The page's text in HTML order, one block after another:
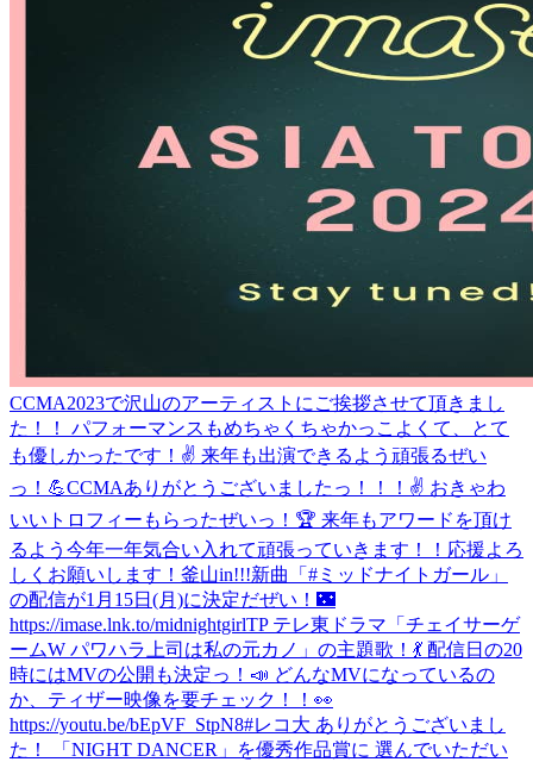
CCMA2023で沢山のアーティストにご挨拶させて頂きまし
た！！ パフォーマンスもめちゃくちゃかっこよくて、とて
も優しかったです！✌️ 来年も出演できるよう頑張るぜい
っ！💪CCMAありがとうございましたっ！！！✌️ おきゃわ
いいトロフィーもらったぜいっ！🏆 来年もアワードを頂け
るよう今年一年気合い入れて頑張っていきます！！応援よろ
しくお願いします！ 釜山in!!!新曲「#ミッドナイトガール」
の配信が1月15日(月)に決定だぜい！🌃
https://imase.lnk.to/midnightgirlTP テレ東ドラマ「チェイサーゲ
ームW パワハラ上司は私の元カノ」の主題歌！💃 配信日の20
時にはMVの公開も決定っ！📣 どんなMVになっているの
か、ティザー映像を要チェック！！👀
https://youtu.be/bEpVF_StpN8#レコ大 ありがとうございまし
た！ 「NIGHT DANCER」を優秀作品賞に 選んでいただい